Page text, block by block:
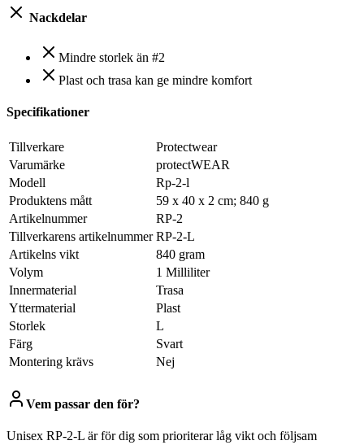
Nackdelar
Mindre storlek än #2
Plast och trasa kan ge mindre komfort
Specifikationer
Tillverkare
‎Protectwear
Varumärke
‎protectWEAR
Modell
‎Rp-2-l
Produktens mått
‎59 x 40 x 2 cm; 840 g
Artikelnummer
‎RP-2
Tillverkarens artikelnummer ‎RP-2-L
Artikelns vikt
‎840 gram
Volym
‎1 Milliliter
Innermaterial
‎Trasa
Yttermaterial
‎Plast
Storlek
‎L
Färg
‎Svart
Montering krävs
‎Nej
Vem passar den för?
Unisex RP-2-L är för dig som prioriterar låg vikt och följsam